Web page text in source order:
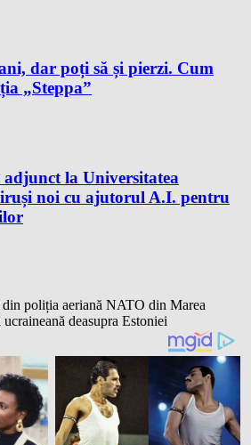
dar poți să și pierzi. Cum
„Steppa”
la Universitatea
noi cu ajutorul A.I. pentru
poliția aeriană NATO din Marea
deasupra Estoniei